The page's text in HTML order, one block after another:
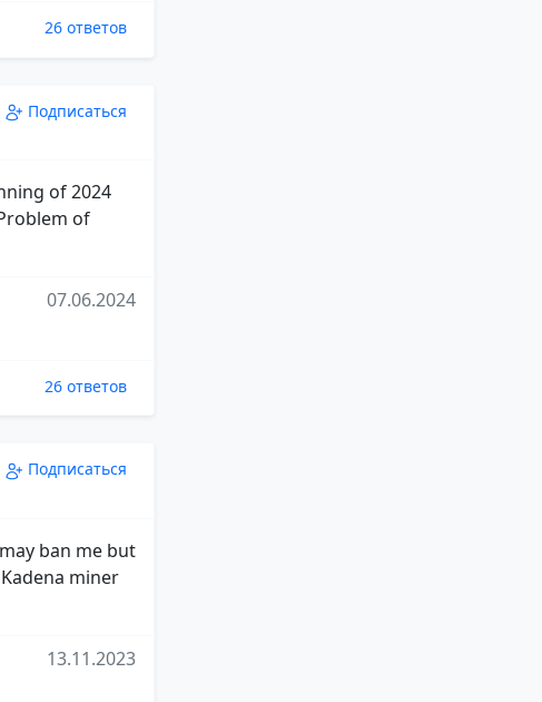
26 ответов
Подписаться
of 2024
of
07.06.2024
26 ответов
Подписаться
ban me but
miner
13.11.2023